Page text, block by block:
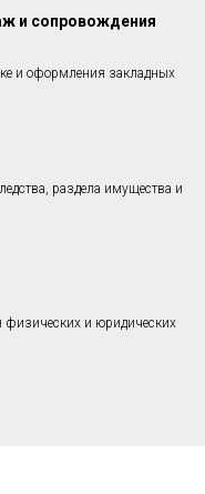
и сопровождения
и оформления закладных
раздела имущества и
физических и юридических